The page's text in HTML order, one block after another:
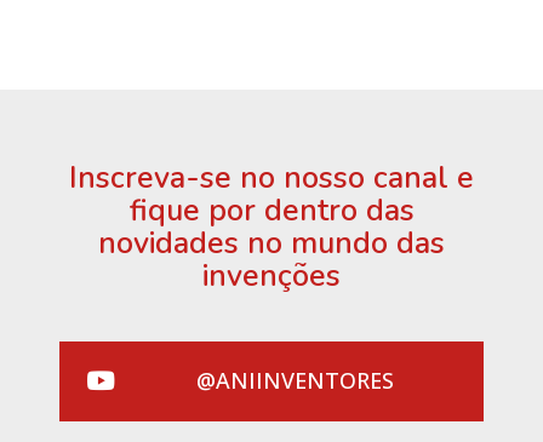
Inscreva-se no nosso canal e
fique por dentro das
novidades no mundo das
invenções
@ANIINVENTORES